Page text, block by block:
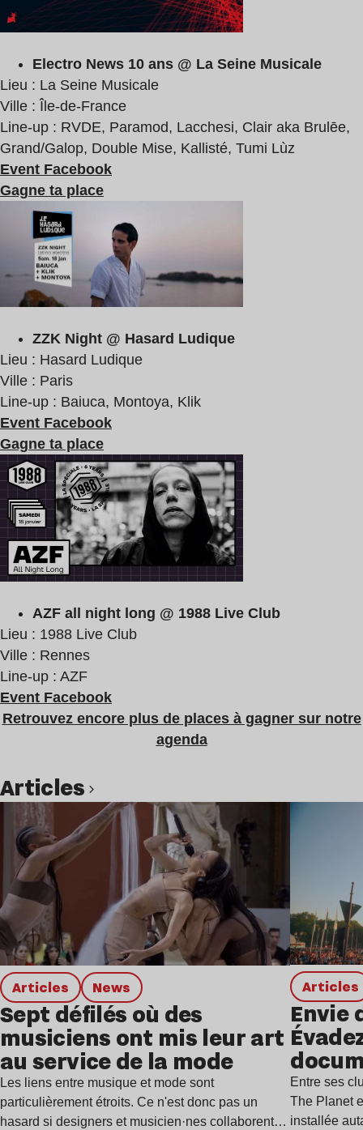
Electro News 10 ans @ La Seine Musicale
Lieu : La Seine Musicale
Ville : Île-de-France
Line-up : RVDE, Paramod, Lacchesi, Clair aka Brulēe,
Grand/Galop, Double Mise, Kallisté, Tumi Lùz
Event Facebook
Gagne ta place
ZZK Night @ Hasard Ludique
Lieu : Hasard Ludique
Ville : Paris
Line-up : Baiuca, Montoya, Klik
Event Facebook
Gagne ta place
AZF all night long @ 1988 Live Club
Lieu : 1988 Live Club
Ville : Rennes
Line-up : AZF
Event Facebook
Retrouvez encore plus de places à gagner sur notre
agenda
Articles
Articles news
Sept défilés où des
musiciens ont mis leur art
au service de la mode
Les liens entre musique et mode sont
particulièrement étroits. Ce n'est donc pas un
hasard si designers et musicien·nes collaborent…
Articles
Envie
Entre ses
The Planet
installée
Lire l’article